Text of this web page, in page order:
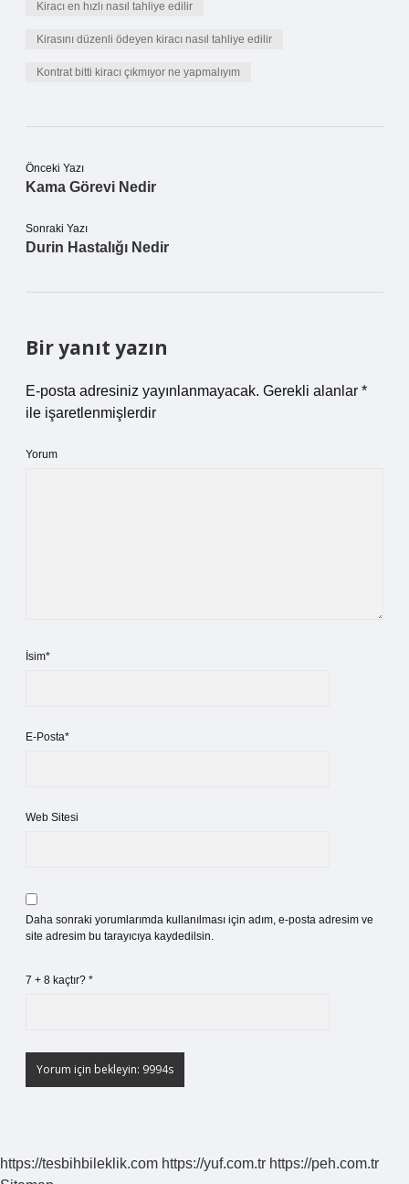
Kiracı en hızlı nasıl tahliye edilir
Kirasını düzenli ödeyen kiracı nasıl tahliye edilir
Kontrat bitti kiracı çıkmıyor ne yapmalıyım
Önceki Yazı
Kama Görevi Nedir
Sonraki Yazı
Durin Hastalığı Nedir
Bir yanıt yazın
E-posta adresiniz yayınlanmayacak. Gerekli alanlar *
ile işaretlenmişlerdir
Yorum
İsim*
E-Posta*
Web Sitesi
Daha sonraki yorumlarımda kullanılması için adım, e-posta adresim ve
site adresim bu tarayıcıya kaydedilsin.
7 + 8 kaçtır? *
https://tesbihbileklik.com https://yuf.com.tr https://peh.com.tr